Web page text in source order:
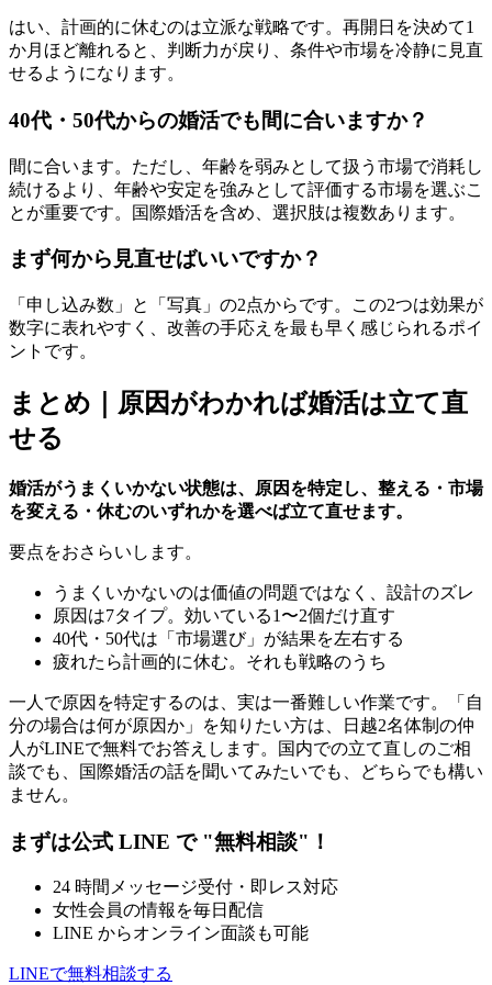
はい、計画的に休むのは立派な戦略です。再開日を決めて1
か月ほど離れると、判断力が戻り、条件や市場を冷静に見直
せるようになります。
40代・50代からの婚活でも間に合いますか？
間に合います。ただし、年齢を弱みとして扱う市場で消耗し
続けるより、年齢や安定を強みとして評価する市場を選ぶこ
とが重要です。国際婚活を含め、選択肢は複数あります。
まず何から見直せばいいですか？
「申し込み数」と「写真」の2点からです。この2つは効果が
数字に表れやすく、改善の手応えを最も早く感じられるポイ
ントです。
まとめ｜原因がわかれば婚活は立て直
せる
婚活がうまくいかない状態は、原因を特定し、整える・市場
を変える・休むのいずれかを選べば立て直せます。
要点をおさらいします。
うまくいかないのは価値の問題ではなく、設計のズレ
原因は7タイプ。効いている1〜2個だけ直す
40代・50代は「市場選び」が結果を左右する
疲れたら計画的に休む。それも戦略のうち
一人で原因を特定するのは、実は一番難しい作業です。「自
分の場合は何が原因か」を知りたい方は、日越2名体制の仲
人がLINEで無料でお答えします。国内での立て直しのご相
談でも、国際婚活の話を聞いてみたいでも、どちらでも構い
ません。
まずは公式 LINE で "無料相談"！
24 時間メッセージ受付・即レス対応
女性会員の情報を毎日配信
LINE からオンライン面談も可能
LINEで無料相談する